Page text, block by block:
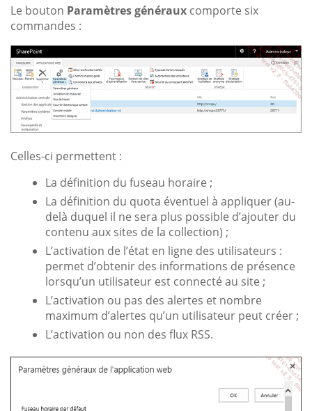
Le bouton Paramètres généraux comporte six
commandes :
Celles-ci permettent :
La définition du fuseau horaire ;
La définition du quota éventuel à appliquer (au-
delà duquel il ne sera plus possible d’ajouter du
contenu aux sites de la collection) ;
L’activation de l’état en ligne des utilisateurs :
permet d’obtenir des informations de présence
lorsqu’un utilisateur est connecté au site ;
L’activation ou pas des alertes et nombre
maximum d’alertes qu’un utilisateur peut créer ;
L’activation ou non des flux RSS.